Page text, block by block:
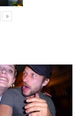
»